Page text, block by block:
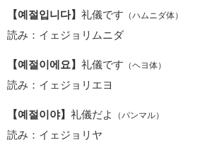
【예절입니다】 礼儀です （ハムニダ体）
読み：イェジョリムニダ
【예절이에요】 礼儀です （ヘヨ体）
読み：イェジョリエヨ
【예절이야】 礼儀だよ （パンマル）
読み：イェジョリヤ